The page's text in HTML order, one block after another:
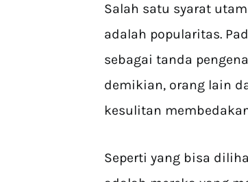
Salah satu syarat
adalah popularitas.
sebagai tanda
demikian, orang lain
kesulitan
Seperti yang bisa